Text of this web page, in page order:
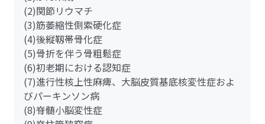
(2)関節リウマチ
(3)筋萎縮性側索硬化症
(4)後縦靱帯骨化症
(5)骨折を伴う骨粗鬆症
(6)初老期における認知症
(7)進行性核上性麻痺、大脳皮質基底核変性症およ
びパーキンソン病
(8)脊髄小脳変性症